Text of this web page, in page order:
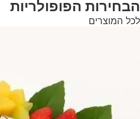
הבחירות הפופולריות
לכל המוצרים